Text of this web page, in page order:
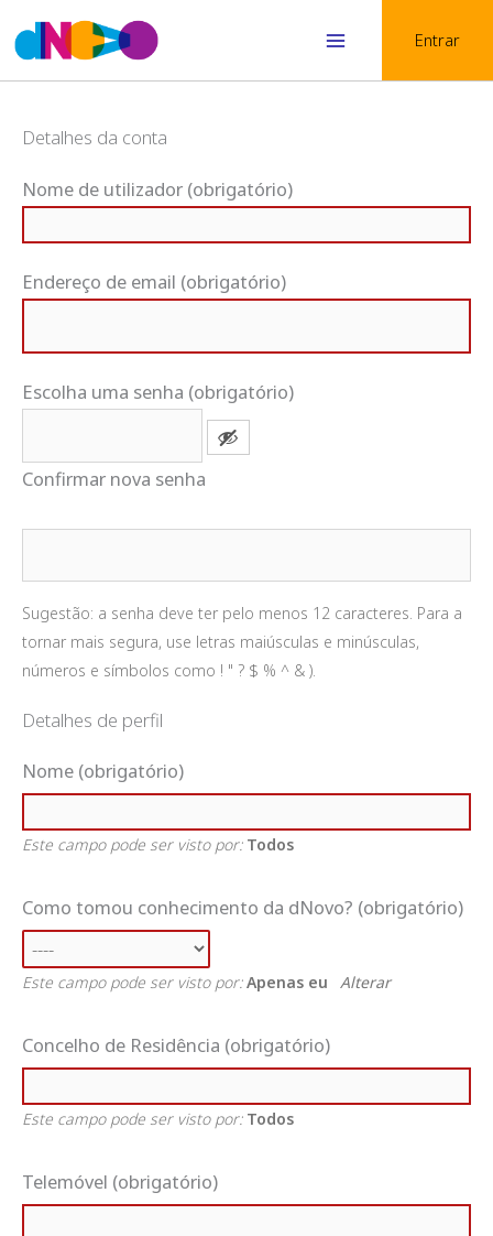
to
content
Entrar
Detalhes da conta
Nome de utilizador (obrigatório)
Endereço de email (obrigatório)
Escolha uma senha (obrigatório)
Confirmar nova senha
Sugestão: a senha deve ter pelo menos 12 caracteres. Para a
tornar mais segura, use letras maiúsculas e minúsculas,
números e símbolos como ! " ? $ % ^ & ).
Detalhes de perfil
Nome (obrigatório)
Este campo pode ser visto por: Todos
Como tomou conhecimento da dNovo? (obrigatório)
Este campo pode ser visto por:Apenas eu Alterar
Concelho de Residência (obrigatório)
Este campo pode ser visto por: Todos
Telemóvel (obrigatório)